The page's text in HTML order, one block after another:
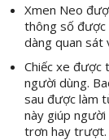
Xmen Neo
thông số được
dàng quan sát
Chiếc xe được
người dùng.
sau được làm
này giúp
trơn hay trượt.